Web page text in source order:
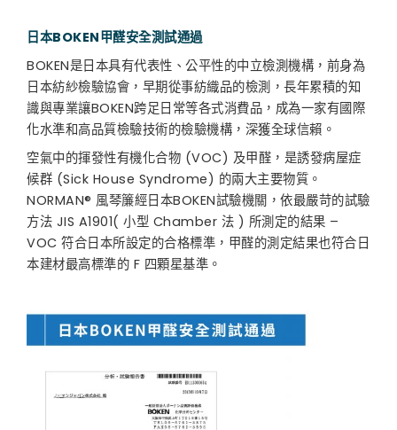
日本BOKEN甲醛安全測試通過
BOKEN是日本具有代表性、公平性的中立檢測機構，前身為
日本紡紗檢驗協會，早期從事紡織品的檢測，長年累積的知
識與專業讓BOKEN跨足日常等各式消費品，成為一家有國際
化水準和高品質檢驗技術的檢驗機構，深獲全球信賴。
空氣中的揮發性有機化合物 (VOC) 及甲醛，是誘發病屋症
候群 (Sick House Syndrome) 的兩大主要物質。
NORMAN® 風琴簾經日本BOKEN試驗機關，依最嚴苛的試驗
方法 JIS A1901( 小型 Chamber 法 ) 所測定的結果 –
VOC 符合日本所設定的合格標準，甲醛的測定結果也符合日
本建材最高標準的 F 四顆星基準。